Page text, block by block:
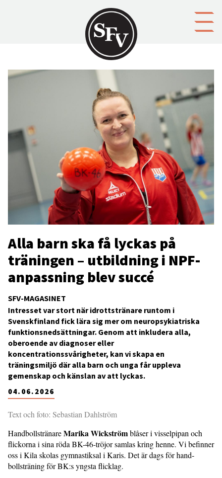
SFV-MAGASINET
Alla barn ska få lyckas på
träningen – utbildning i NPF-
anpassning blev succé
04.06.2026
Intresset var stort när idrottstränare runtom i
Svenskfinland fick lära sig mer om neuropsykiatriska
funktionsnedsättningar. Genom att inkludera alla,
oberoende av diagnoser eller
koncentrationssvårigheter, kan vi skapa en
träningsmiljö där alla barn och unga får uppleva
gemenskap och känslan av att lyckas.
Text och foto: Sebastian Dahlström
HandbollstränareMarika Wickströmblåser i visselpipan och
flickorna i sina röda BK-46-tröjor samlas kring henne. Vi befinner
oss i Kila skolas gymnastiksal i Karis. Det är dags för hand­
bollsträning för BK:s yngsta flicklag.